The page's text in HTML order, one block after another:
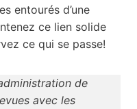
entourés d’une
ce lien solide
ce qui se passe!
de
avec les